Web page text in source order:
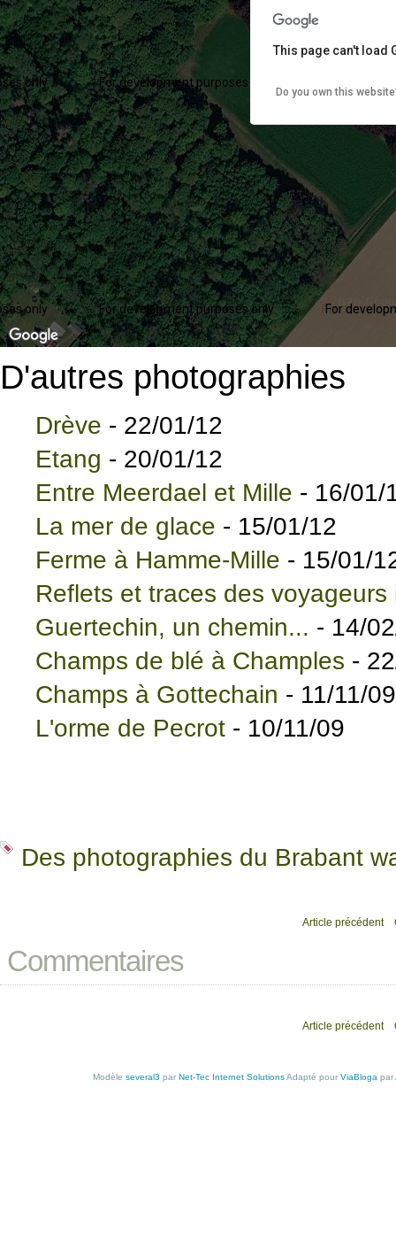
For
For development purposes only
For development purposes only
only
only
This page can't load
Do you own this
D'autres photographies
Drève - 22/01/12
Etang - 20/01/12
Entre Meerdael et Mille - 16/01/
La mer de glace - 15/01/12
Ferme à Hamme-Mille - 15/01/
Reflets et traces des voyageurs
Guertechin, un chemin... - 14/
Champs de blé à Champles -
Champs à Gottechain - 11/11/09
L'orme de Pecrot - 10/11/09
Des photographies du Brabant
Article précédent
Commentaires
Article précédent
Modèle several3 par Net-Tec Internet SolutionsAdapté pour ViaBloga par